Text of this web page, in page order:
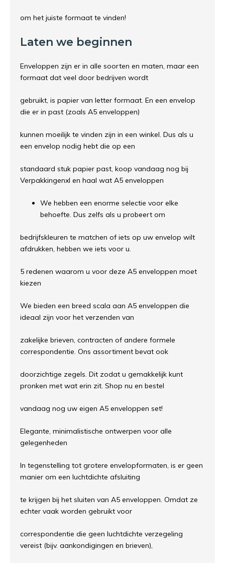
om het juiste formaat te vinden!
Laten we beginnen
Enveloppen zijn er in alle soorten en maten, maar een
formaat dat veel door bedrijven wordt
gebruikt, is papier van letter formaat. En een envelop
die er in past (zoals A5 enveloppen)
kunnen moeilijk te vinden zijn in een winkel. Dus als u
een envelop nodig hebt die op een
standaard stuk papier past, koop vandaag nog bij
Verpakkingenxl en haal wat A5 enveloppen
We hebben een enorme selectie voor elke
behoefte. Dus zelfs als u probeert om
bedrijfskleuren te matchen of iets op uw envelop wilt
afdrukken, hebben we iets voor u.
5 redenen waarom u voor deze A5 enveloppen moet
kiezen
We bieden een breed scala aan A5 enveloppen die
ideaal zijn voor het verzenden van
zakelijke brieven, contracten of andere formele
correspondentie. Ons assortiment bevat ook
doorzichtige zegels. Dit zodat u gemakkelijk kunt
pronken met wat erin zit. Shop nu en bestel
vandaag nog uw eigen A5 enveloppen set!
Elegante, minimalistische ontwerpen voor alle
gelegenheden
In tegenstelling tot grotere envelopformaten, is er geen
manier om een ​​luchtdichte afsluiting
te krijgen bij het sluiten van A5 enveloppen. Omdat ze
echter vaak worden gebruikt voor
correspondentie die geen luchtdichte verzegeling
vereist (bijv. aankondigingen en brieven),